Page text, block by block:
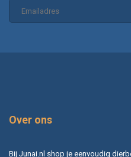
Over ons
Bij Junai.nl shop je eenvoudig